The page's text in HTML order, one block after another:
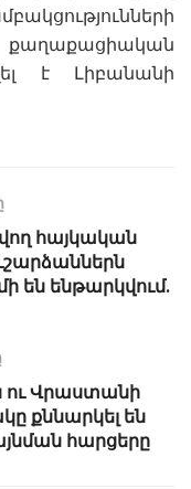
է Լիբանանի
հայկական
են ենթարկվում․
Վրաստանի
քննարկել են
հարցերը